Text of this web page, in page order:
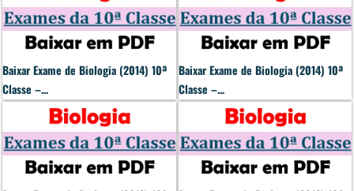
Baixar Exame de Biologia (2014) 10ª
Classe –...
Baixar Exame de Biologia (2014) 10ª
Classe –...